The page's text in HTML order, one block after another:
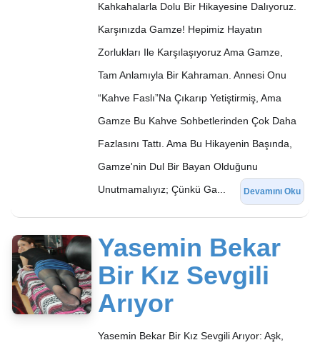
Kahkahalarla Dolu Bir Hikayesine Dalıyoruz.
Karşınızda Gamze! Hepimiz Hayatın
Zorlukları Ile Karşılaşıyoruz Ama Gamze,
Tam Anlamıyla Bir Kahraman. Annesi Onu
“Kahve Faslı”na Çıkarıp Yetiştirmiş, Ama
Gamze Bu Kahve Sohbetlerinden Çok Daha
Fazlasını Tattı. Ama Bu Hikayenin Başında,
Gamze'nin Dul Bir Bayan Olduğunu
Unutmamalıyız; Çünkü Ga...
Devamını Oku
Yasemin Bekar
Bir Kız Sevgili
Arıyor
Yasemin Bekar Bir Kız Sevgili Arıyor: Aşk,